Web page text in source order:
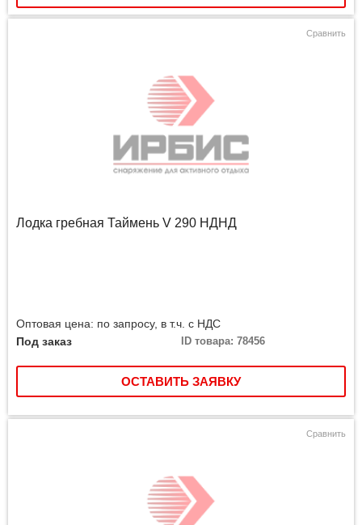
Сравнить
Лодка гребная Таймень V 290 НДНД
Оптовая цена: по запросу, в т.ч. с НДС
Под заказ
ID товара: 78456
ОСТАВИТЬ ЗАЯВКУ
Сравнить